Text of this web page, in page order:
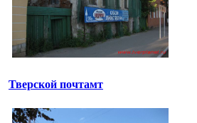
Тверской почтамт